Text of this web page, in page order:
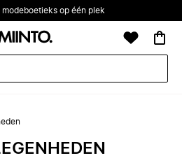
modeboetieks op één plek